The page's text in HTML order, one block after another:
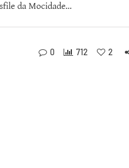
da Mocidade…
0 712 2